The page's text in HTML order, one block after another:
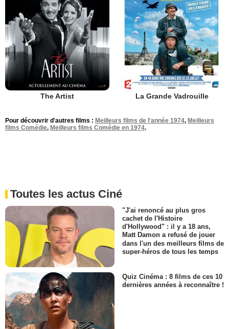
The Artist La Grande Vadrouille
Pour découvrir d'autres films : Meilleurs films de l'année 1974, Meilleurs
films Comédie, Meilleurs films Comédie en 1974.
Toutes les actus Ciné
"J'ai renoncé au plus gros
cachet de l'Histoire
d'Hollywood" : il y a 18 ans,
Matt Damon a refusé de jouer
dans l'un des meilleurs films de
super-héros de tous les temps
Quiz Cinéma : 8 films de ces 10
dernières années à reconnaître !